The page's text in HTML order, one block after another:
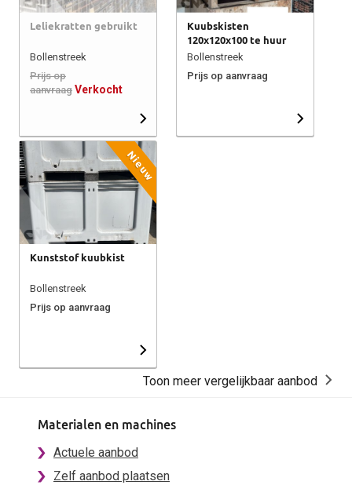
Leliekratten gebruikt
Bollenstreek
Prijs op
aanvraag Verkocht
Kuubskisten
120x120x100 te huur
Bollenstreek
Prijs op aanvraag
Nieuw
Kunststof kuubkist
Bollenstreek
Prijs op aanvraag
Toon meer vergelijkbaar aanbod
Materialen en machines
Actuele aanbod
Zelf aanbod plaatsen